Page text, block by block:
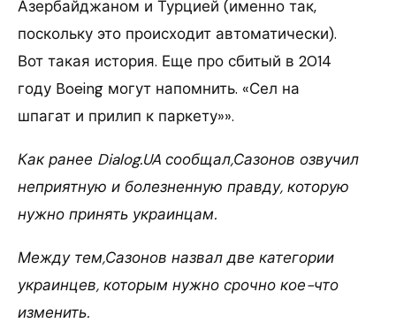
Азербайджаном и Турцией (именно так,
поскольку это происходит автоматически).
Вот такая история. Еще про сбитый в 2014
году Boeing могут напомнить. «Сел на
шпагат и прилип к паркету»».
Как ранее Dialog.UA сообщал,Сазонов озвучил
неприятную и болезненную правду, которую
нужно принять украинцам.
Между тем,Сазонов назвал две категории
украинцев, которым нужно срочно кое-что
изменить.